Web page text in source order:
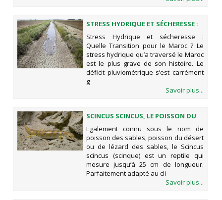
STRESS HYDRIQUE ET SÉCHERESSE :
QUELLE TRANSITION POUR LE
MAROC ?
Stress Hydrique et sécheresse :
Quelle Transition pour le Maroc ? Le
stress hydrique qu’a traversé le Maroc
est le plus grave de son histoire. Le
déficit pluviométrique s’est carrément
g
Savoir plus...
SCINCUS SCINCUS, LE POISSON DU
DÉSERT
Egalement connu sous le nom de
poisson des sables, poisson du désert
ou de lézard des sables, le Scincus
scincus (scinque) est un reptile qui
mesure jusqu’à 25 cm de longueur.
Parfaitement adapté au cli
Savoir plus...